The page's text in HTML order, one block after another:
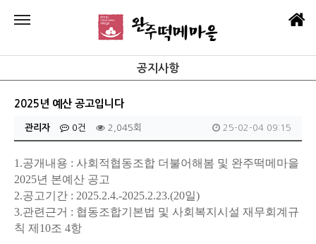
공지사항
2025년 예산 공고입니다
관리자 0건 2,045회 25-02-04 09:15
1.공개내용 : 사회적협동조합 더불어해봄 및 완주떡메마을
2025년 본예산 공고
2.공고기간 : 2025.2.4.-2025.2.23.(20일)
3.관련근거 : 협동조합기본법 및 사회복지시설 재무회계규
칙 제10조 4항